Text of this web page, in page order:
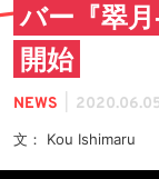
バー『翠
開始
NEWS
文： Kou Ishimaru